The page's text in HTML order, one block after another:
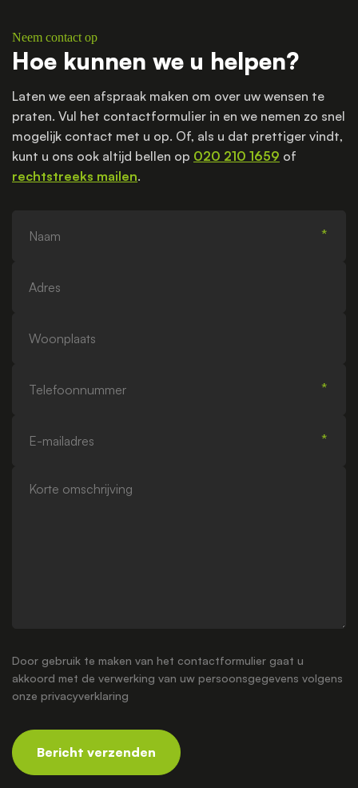
Neem contact op
Hoe kunnen we u helpen?
Laten we een afspraak maken om over uw wensen te
praten. Vul het contactformulier in en we nemen zo snel
mogelijk contact met u op. Of, als u dat prettiger vindt,
kunt u ons ook altijd bellen op 020 210 1659 of
rechtstreeks mailen.
mailadres
omschrijving
Door gebruik te maken van het contactformulier gaat u
akkoord met de verwerking van uw persoonsgegevens volgens
onze privacyverklaring
Bericht verzenden